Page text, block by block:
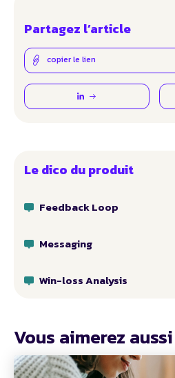
Partagez l’article
copier le lien
Le dico du produit
Feedback Loop
Messaging
Win-loss Analysis
Vous aimerez aussi